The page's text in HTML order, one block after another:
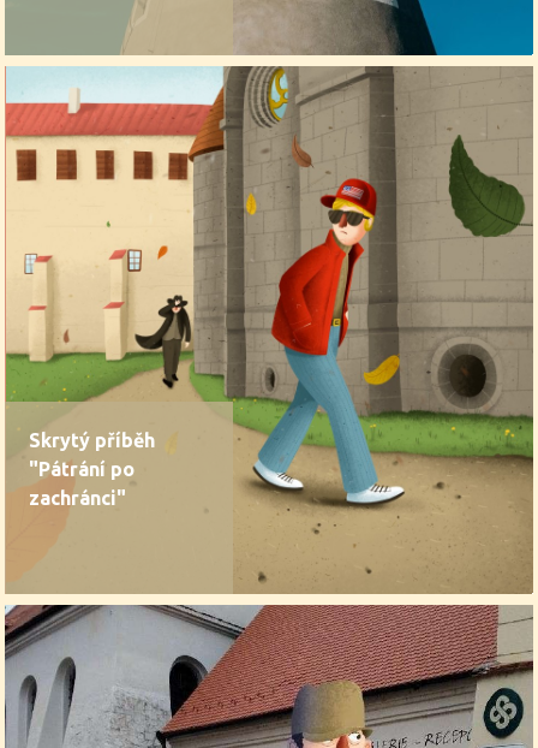
Skrytý příběh
"Pátrání po
zachránci"